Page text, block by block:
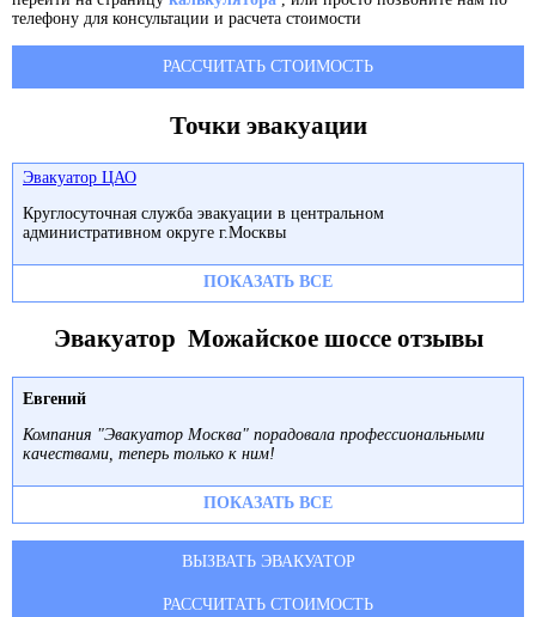
телефону для консультации и расчета стоимости
РАССЧИТАТЬ СТОИМОСТЬ
Точки эвакуации
Эвакуатор ЦАО
Круглосуточная служба эвакуации в центральном
административном округе г.Москвы
ПОКАЗАТЬ ВСЕ
Эвакуатор Можайское шоссе отзывы
Евгений
Компания "Эвакуатор Москва" порадовала профессиональными
качествами, теперь только к ним!
ПОКАЗАТЬ ВСЕ
ВЫЗВАТЬ ЭВАКУАТОР
РАССЧИТАТЬ СТОИМОСТЬ